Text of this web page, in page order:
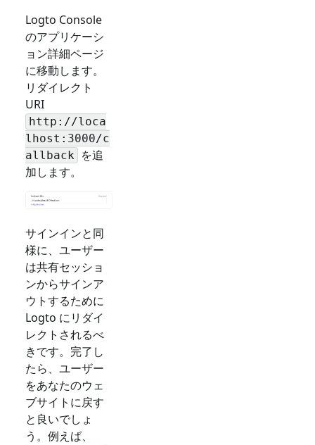
Logto Console
のアプリケーシ
ョン詳細ページ
に移動します。
リダイレクト
URI
http://loca
lhost:3000/c
allback を追
加します。
サインインと同
様に、ユーザー
は共有セッショ
ンからサインア
ウトするために
Logto にリダイ
レクトされるべ
きです。完了し
たら、ユーザー
をあなたのウェ
ブサイトに戻す
と良いでしょ
う。例えば、